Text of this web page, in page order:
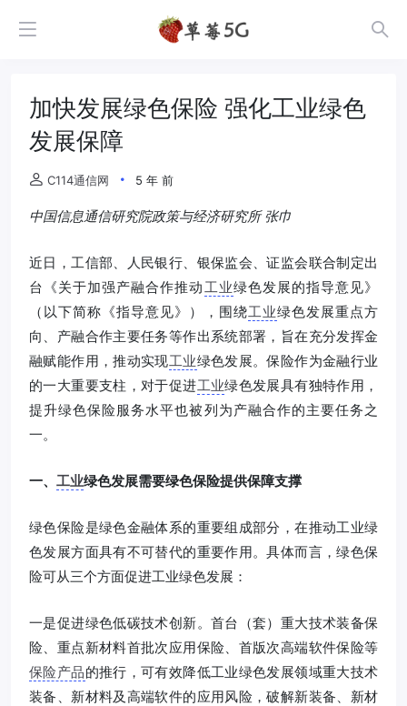
加快发展绿色保险 强化工业绿色
发展保障
C114通信网 5 年 前
中国信息通信研究院政策与经济研究所 张巾
近日，工信部、人民银行、银保监会、证监会联合制定出
台《关于加强产融合作推动 工业绿色发展的指导意见》
（以下简称《指导意见》），围绕工业绿色发展重点方
向、产融合作主要任务等作出系统部署，旨在充分发挥金
融赋能作用，推动实现工业绿色发展。保险作为金融行业
的一大重要支柱，对于促进工业绿色发展具有独特作用，
提升绿色保险服务水平也被列为产融合作的主要任务之
一。
一、 工业绿色发展需要绿色保险提供保障支撑
绿色保险是绿色金融体系的重要组成部分，在推动工业绿
色发展方面具有不可替代的重要作用。具体而言，绿色保
险可从三个方面促进工业绿色发展：
一是促进绿色低碳技术创新。首台（套）重大技术装备保
险、重点新材料首批次应用保险、首版次高端软件保险等
保险产品的推行，可有效降低工业绿色发展领域重大技术
装备、新材料及高端软件的应用风险，破解新装备、新材